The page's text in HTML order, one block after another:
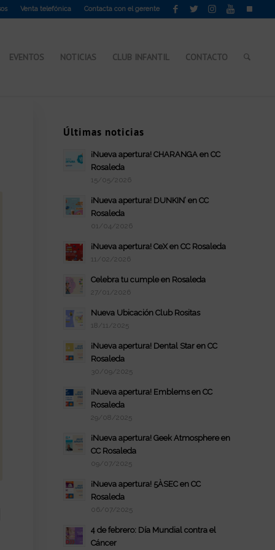
Venta telefónica Contacta con el gerente
EVENTOS NOTICIAS CLUB INFANTIL CONTACTO
Últimas noticias
¡Nueva apertura! CHARANGA en CC
Rosaleda
15/05/2026
¡Nueva apertura! DUNKIN’ en CC
Rosaleda
01/04/2026
¡Nueva apertura! CeX en CC Rosaleda
11/02/2026
Celebra tu cumple en Rosaleda
27/01/2026
Nueva Ubicación Club Rositas
18/11/2025
¡Nueva apertura! Dental Star en CC
Rosaleda
30/09/2025
¡Nueva apertura! Emblems en CC
Rosaleda
29/08/2025
¡Nueva apertura! Geek Atmosphere en
CC Rosaleda
09/07/2025
¡Nueva apertura! 5ÀSEC en CC
Rosaleda
06/07/2025
4 de febrero: Día Mundial contra el
Cáncer